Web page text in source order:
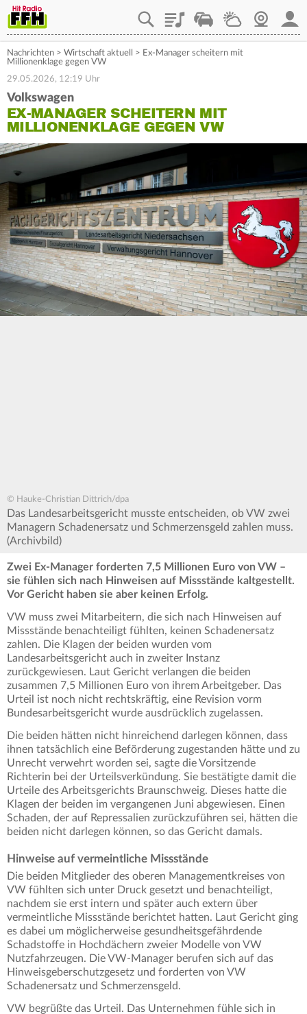
PlaylistStaupilotWetterWebcam
Nachrichten > Wirtschaft aktuell > Ex-Manager scheitern mit
Millionenklage gegen VW
29.05.2026, 12:19 Uhr
Volkswagen
EX-MANAGER SCHEITERN MIT
MILLIONENKLAGE GEGEN VW
© Hauke-Christian Dittrich/dpa
Das Landesarbeitsgericht musste entscheiden, ob VW zwei
Managern Schadenersatz und Schmerzensgeld zahlen muss.
(Archivbild)
Zwei Ex-Manager forderten 7,5 Millionen Euro von VW –
sie fühlen sich nach Hinweisen auf Missstände kaltgestellt.
Vor Gericht haben sie aber keinen Erfolg.
VW muss zwei Mitarbeitern, die sich nach Hinweisen auf
Missstände benachteiligt fühlten, keinen Schadenersatz
zahlen. Die Klagen der beiden wurden vom
Landesarbeitsgericht auch in zweiter Instanz
zurückgewiesen. Laut Gericht verlangen die beiden
zusammen 7,5 Millionen Euro von ihrem Arbeitgeber. Das
Urteil ist noch nicht rechtskräftig, eine Revision vorm
Bundesarbeitsgericht wurde ausdrücklich zugelassen.
Die beiden hätten nicht hinreichend darlegen können, dass
ihnen tatsächlich eine Beförderung zugestanden hätte und zu
Unrecht verwehrt worden sei, sagte die Vorsitzende
Richterin bei der Urteilsverkündung. Sie bestätigte damit die
Urteile des Arbeitsgerichts Braunschweig. Dieses hatte die
Klagen der beiden im vergangenen Juni abgewiesen. Einen
Schaden, der auf Repressalien zurückzuführen sei, hätten die
beiden nicht darlegen können, so das Gericht damals.
Hinweise auf vermeintliche Missstände
Die beiden Mitglieder des oberen Managementkreises von
VW fühlten sich unter Druck gesetzt und benachteiligt,
nachdem sie erst intern und später auch extern über
vermeintliche Missstände berichtet hatten. Laut Gericht ging
es dabei um möglicherweise gesundheitsgefährdende
Schadstoffe in Hochdächern zweier Modelle von VW
Nutzfahrzeugen. Die VW-Manager berufen sich auf das
Hinweisgeberschutzgesetz und forderten von VW
Schadenersatz und Schmerzensgeld.
VW begrüßte das Urteil. Das Unternehmen fühle sich in